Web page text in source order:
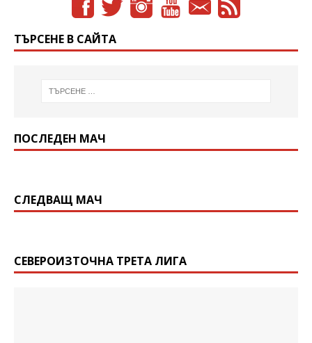
ТЪРСЕНЕ В САЙТА
ПОСЛЕДЕН МАЧ
СЛЕДВАЩ МАЧ
СЕВЕРОИЗТОЧНА ТРЕТА ЛИГА